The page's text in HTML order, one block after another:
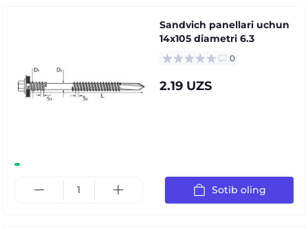
Sandvich panellari uchun
14x105 diametri 6.3
0
2.19 UZS
Sotib oling